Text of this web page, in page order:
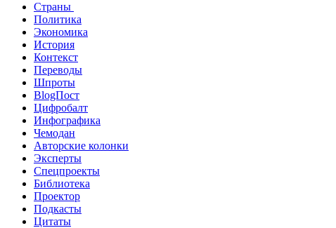
Страны
Политика
Экономика
История
Контекст
Переводы
Шпроты
BlogПост
Цифробалт
Инфографика
Чемодан
Авторские колонки
Эксперты
Спецпроекты
Библиотека
Проектор
Подкасты
Цитаты